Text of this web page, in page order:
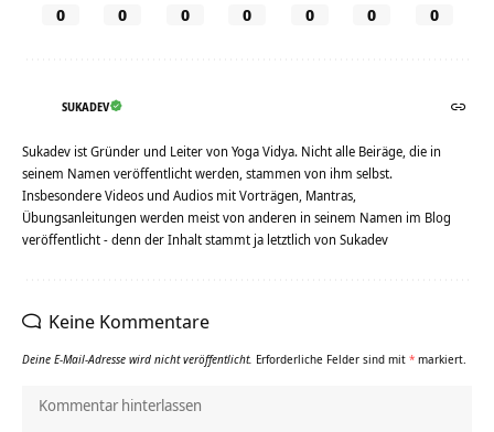
0 0 0 0 0 0 0
SUKADEV
Sukadev ist Gründer und Leiter von Yoga Vidya. Nicht alle Beiräge, die in
seinem Namen veröffentlicht werden, stammen von ihm selbst.
Insbesondere Videos und Audios mit Vorträgen, Mantras,
Übungsanleitungen werden meist von anderen in seinem Namen im Blog
veröffentlicht - denn der Inhalt stammt ja letztlich von Sukadev
Keine Kommentare
Deine E-Mail-Adresse wird nicht veröffentlicht. Erforderliche Felder sind mit * markiert.